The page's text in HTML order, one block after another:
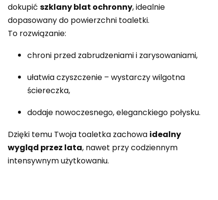
dokupić szklany blat ochronny, idealnie
dopasowany do powierzchni toaletki.
To rozwiązanie:
chroni przed zabrudzeniami i zarysowaniami,
ułatwia czyszczenie – wystarczy wilgotna
ściereczka,
dodaje nowoczesnego, eleganckiego połysku.
Dzięki temu Twoja toaletka zachowa idealny
wygląd przez lata, nawet przy codziennym
intensywnym użytkowaniu.